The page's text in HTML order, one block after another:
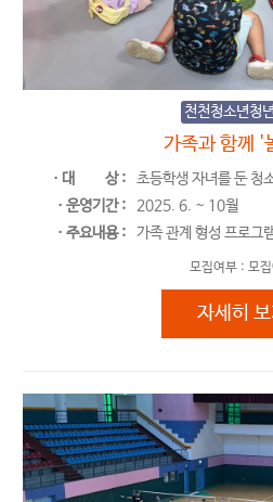
천천청소년청
가족과 함께 '
ㆍ대 상 :
초등학생 자녀를 둔 청
ㆍ운영기간 :
2025. 6. ~ 10월
ㆍ주요내용 :
가족 관계 형성 프로그
모집여부 : 모
가족과 함
자세히 보